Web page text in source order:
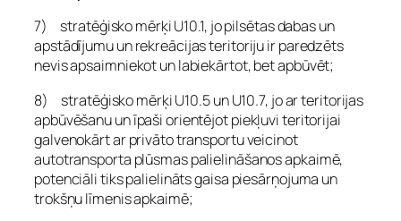
7) stratēģisko mērķi U10.1, jo pilsētas dabas un
apstādījumu un rekreācijas teritoriju ir paredzēts
nevis apsaimniekot un labiekārtot, bet apbūvēt;
8) stratēģisko mērķi U10.5 un U10.7, jo ar teritorijas
apbūvēšanu un īpaši orientējot piekļuvi teritorijai
galvenokārt ar privāto transportu veicinot
autotransporta plūsmas palielināšanos apkaimē,
potenciāli tiks palielināts gaisa piesārņojuma un
trokšņu līmenis apkaimē;